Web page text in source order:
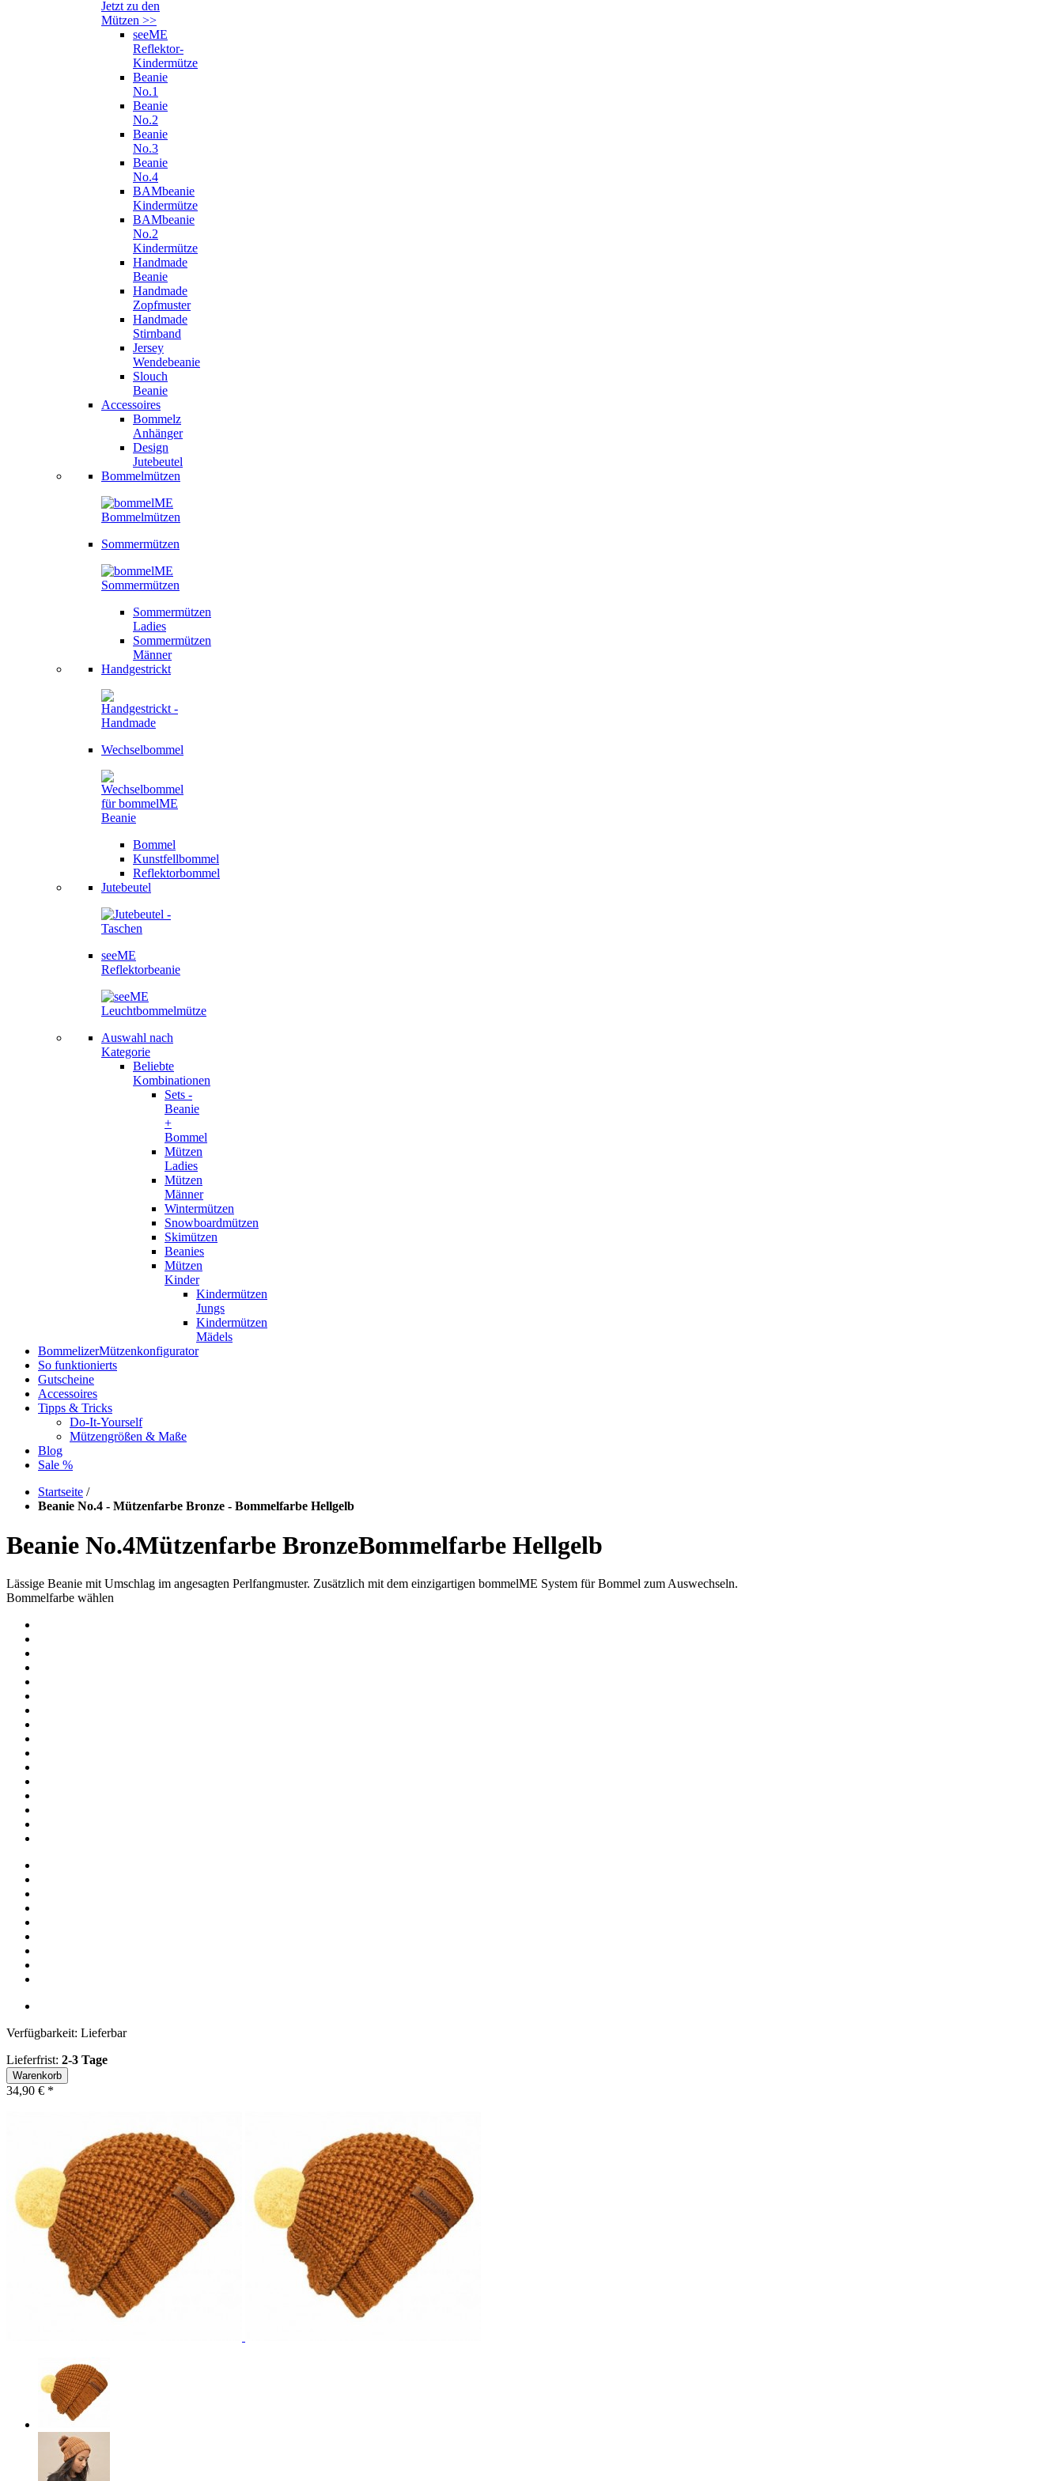
Jetzt zu den
Mützen >>
seeME
Reflektor-
Kindermütze
Beanie
No.1
Beanie
No.2
Beanie
No.3
Beanie
No.4
BAMbeanie
Kindermütze
BAMbeanie
No.2
Kindermütze
Handmade
Beanie
Handmade
Zopfmuster
Handmade
Stirnband
Jersey
Wendebeanie
Slouch
Beanie
Accessoires
Bommelz
Anhänger
Design
Jutebeutel
Bommelmützen
Sommermützen
Sommermützen
Ladies
Sommermützen
Männer
Handgestrickt
Wechselbommel
Bommel
Kunstfellbommel
Reflektorbommel
Jutebeutel
seeME
Reflektorbeanie
Auswahl nach
Kategorie
Beliebte
Kombinationen
Sets -
Beanie
+
Bommel
Mützen
Ladies
Mützen
Männer
Wintermützen
Snowboardmützen
Skimützen
Beanies
Mützen
Kinder
Kindermützen
Jungs
Kindermützen
Mädels
BommelizerMützenkonfigurator
So funktionierts
Gutscheine
Accessoires
Tipps & Tricks
Do-It-Yourself
Mützengrößen & Maße
Blog
Sale %
Startseite /
Beanie No.4 - Mützenfarbe Bronze - Bommelfarbe Hellgelb
Beanie No.4Mützenfarbe BronzeBommelfarbe Hellgelb
Lässige Beanie mit Umschlag im angesagten Perlfangmuster. Zusätzlich mit dem einzigartigen bommelME System für Bommel zum Auswechseln.
Bommelfarbe wählen
Verfügbarkeit: Lieferbar
Lieferfrist: 2-3 Tage
Warenkorb
34,90 € *